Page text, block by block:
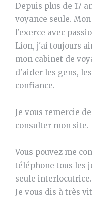
Depuis plus de 17
voyance seule.
l'exerce avec
Lion, j'ai toujours
mon cabinet de
d'aider les gens,
confiance.
Je vous remercie
consulter mon site.
Vous pouvez me
téléphone tous les
seule interlocutrice.
Je vous dis à très